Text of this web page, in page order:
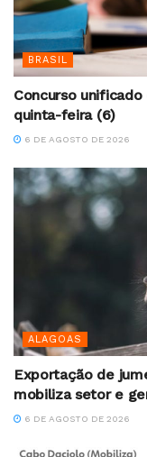
BRASIL
Concurso
quinta-feira (6)
6 DE AGOSTO DE 2026
ALAGOAS
Exportação de
mobiliza setor e
6 DE AGOSTO DE 2026